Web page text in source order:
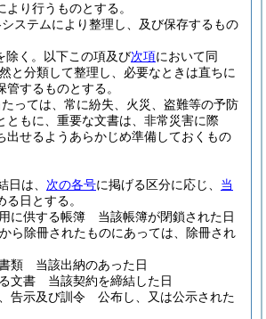
より行うものとする。
ステムにより整理し、及び保存するもの
除く。以下この項及び次項において同
と分類して整理し、必要なときは直ちに
するものとする。
っては、常に紛失、火災、盗難等の予防
ともに、重要な文書は、非常災害に際
出せるようあらかじめ準備しておくもの
日は、 次の各号に掲げる区分に応じ、 当
る日とする。
に供する帳簿 当該帳簿が閉鎖された日
ら除冊されたものにあっては、除冊され
類 当該出納のあった日
文書 当該契約を締結した日
告示及び訓令 公布し、又は公示された